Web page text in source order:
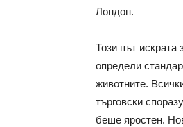
Лондон.
Този път искрата
определи
животните.
търговски
беше яростен.